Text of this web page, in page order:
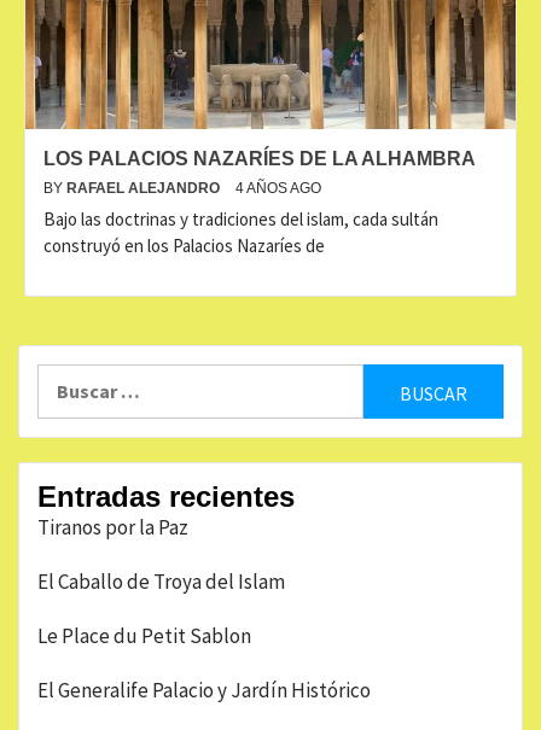
LOS PALACIOS NAZARÍES DE LA ALHAMBRA
BY RAFAEL ALEJANDRO 4 AÑOS AGO
Bajo las doctrinas y tradiciones del islam, cada sultán
construyó en los Palacios Nazaríes de
Entradas recientes
Tiranos por la Paz
El Caballo de Troya del Islam
Le Place du Petit Sablon
El Generalife Palacio y Jardín Histórico